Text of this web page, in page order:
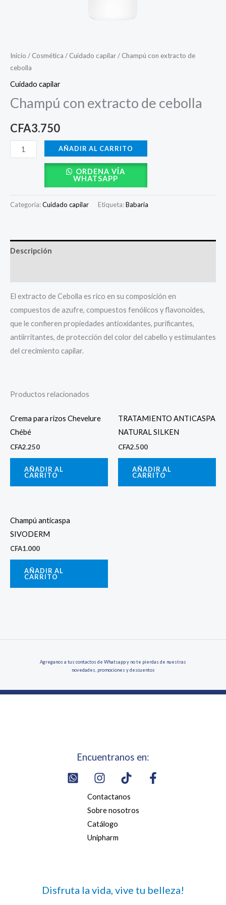
Inicio / Cosmética / Cuidado capilar/ Champú con extracto de
cebolla
Cuidado capilar
Champú con extracto de cebolla
CFA3.750
AÑADIR AL CARRITO
ORDENA VÍA
WHATSAPP
Categoría:Cuidado capilar Etiqueta:Babaria
Descripción
El extracto de Cebolla es rico en su composición en
compuestos de azufre, compuestos fenólicos y flavonoides,
que le confieren propiedades antioxidantes, purificantes,
antiirritantes, de protección del color del cabello y estimulantes
del crecimiento capilar.
Productos relacionados
Crema para rizos Chevelure
Chébé
CFA2.250
AÑADIR AL
CARRITO
TRATAMIENTO ANTICASPA
NATURAL SILKEN
CFA2.500
AÑADIR AL
CARRITO
Champú anticaspa
SIVODERM
CFA1.000
AÑADIR AL
CARRITO
Agreganos a tus contactos de Whatsapp y no te pierdas de nuestras
novedades, promociones y descuentos
Encuentranos en:
Contactanos
Sobre nosotros
Catálogo
Unipharm
Disfruta la vida, vive tu belleza!